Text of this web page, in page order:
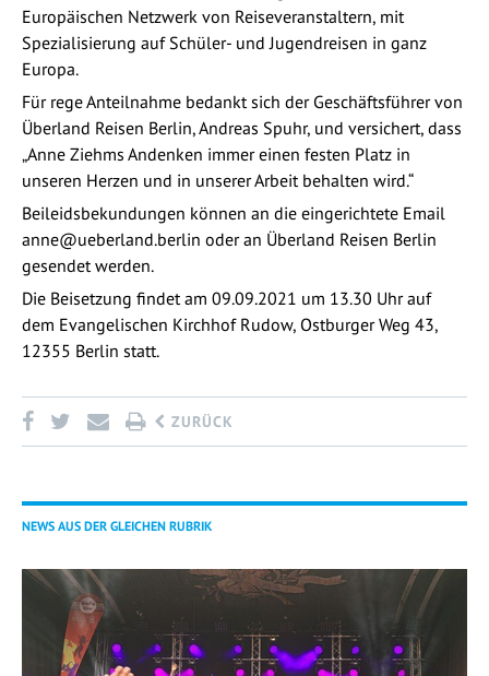
Europäischen Netzwerk von Reiseveranstaltern, mit
Spezialisierung auf Schüler- und Jugendreisen in ganz
Europa.
Für rege Anteilnahme bedankt sich der Geschäftsführer von
Überland Reisen Berlin, Andreas Spuhr, und versichert, dass
„Anne Ziehms Andenken immer einen festen Platz in
unseren Herzen und in unserer Arbeit behalten wird.“
Beileidsbekundungen können an die eingerichtete Email
anne@ueberland.berlin oder an Überland Reisen Berlin
gesendet werden.
Die Beisetzung findet am 09.09.2021 um 13.30 Uhr auf
dem Evangelischen Kirchhof Rudow, Ostburger Weg 43,
12355 Berlin statt.
ZURÜCK
NEWS AUS DER GLEICHEN RUBRIK